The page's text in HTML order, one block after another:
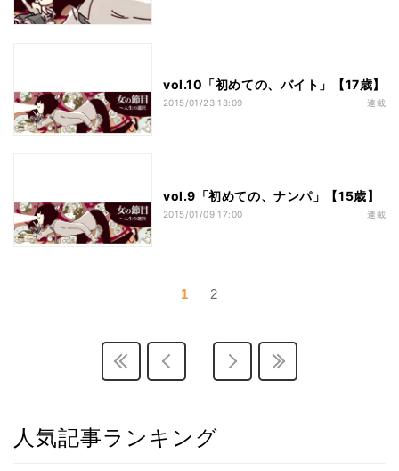
vol.10「初めての、バイト」【17歳】
2015/01/23 18:09 連載
vol.9「初めての、ナンパ」【15歳】
2015/01/09 17:00 連載
1 2
人気記事ランキング